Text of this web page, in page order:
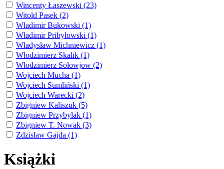
Wincenty Łaszewski (23)
Witold Pasek (2)
Władimir Bukowski (1)
Władimir Pribyłowski (1)
Władysław Michniewicz (1)
Włodzimierz Skalik (1)
Włodzimierz Sołowjow (2)
Wojciech Mucha (1)
Wojciech Sumliński (1)
Wojciech Warecki (2)
Zbigniew Kaliszuk (5)
Zbigniew Przybylak (1)
Zbigniew T. Nowak (3)
Zdzisław Gajda (1)
Książki